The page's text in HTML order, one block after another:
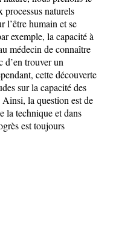
processus naturels
l’être humain et se
exemple, la capacité à
médecin de connaître
d’en trouver un
cette découverte
sur la capacité des
la question est de
la technique et dans
est toujours